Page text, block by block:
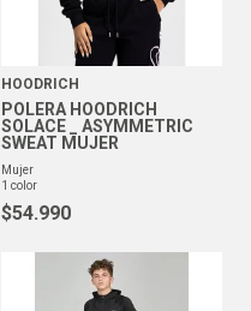
HOODRICH
POLERA HOODRICH
SOLACE _ ASYMMETRIC
SWEAT MUJER
mujer
1 color
$54.990